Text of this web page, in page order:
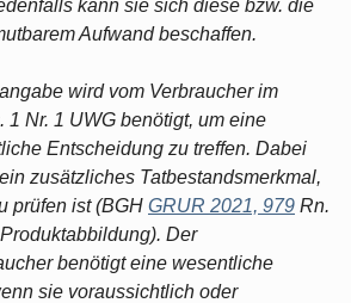
kann sie sich diese bzw. die
Aufwand beschaffen.
wird vom Verbraucher im
1 Nr. 1 UWG benötigt, um eine
Entscheidung zu treffen. Dabei
zusätzliches Tatbestandsmerkmal,
prüfen ist (BGH GRUR 2021, 979 Rn.
Der
benötigt eine wesentliche
sie voraussichtlich oder